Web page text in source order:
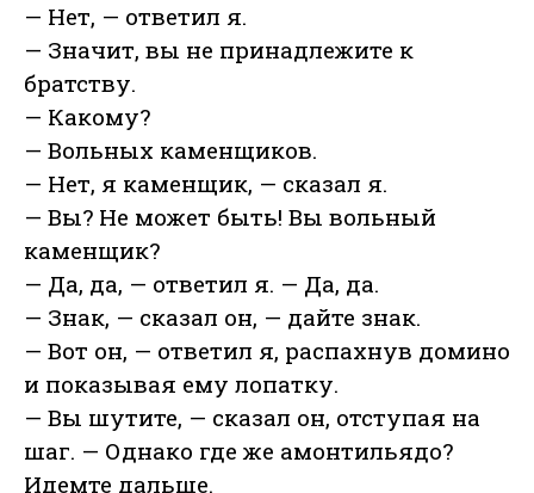
— Нет, — ответил я.
— Значит, вы не принадлежите к
братству.
— Какому?
— Вольных каменщиков.
— Нет, я каменщик, — сказал я.
— Вы? Не может быть! Вы вольный
каменщик?
— Да, да, — ответил я. — Да, да.
— Знак, — сказал он, — дайте знак.
— Вот он, — ответил я, распахнув домино
и показывая ему лопатку.
— Вы шутите, — сказал он, отступая на
шаг. — Однако где же амонтильядо?
Идемте дальше.